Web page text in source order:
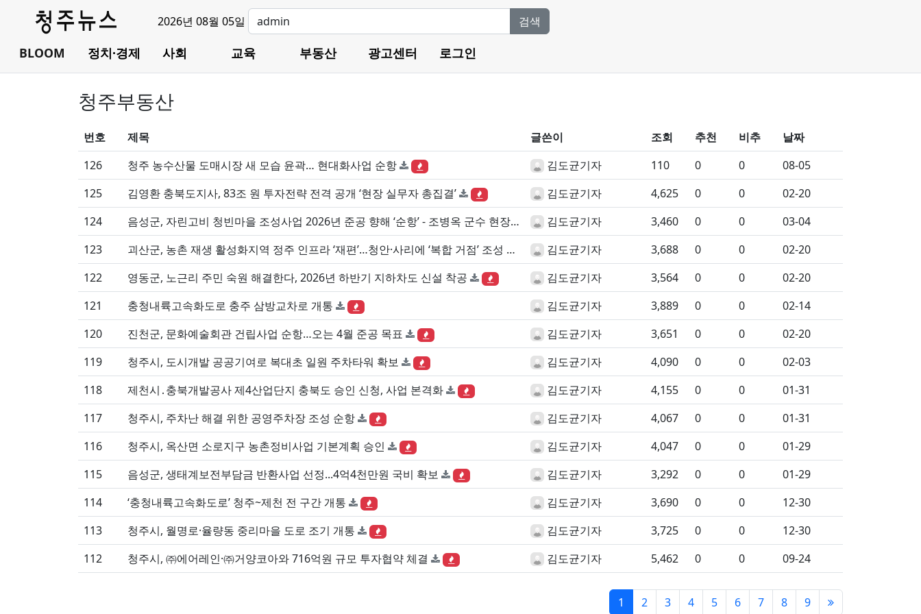
2026년 08월 05일 검색
BLOOM 정치·경제 사회 교육 부동산 광고센터 로그인
청주부동산
번호 제목 글쓴이 조회 추천 비추
날짜
126
청주 농수산물 도매시장 새 모습 윤곽… 현대화사업 순항 김도균기자 110 0 0
08-05
125
김영환 충북도지사, 83조 원 투자전략 전격 공개 ‘현장 실무자 총집결’ 김도균기자 4,625 0 0
02-20
124
음성군, 자린고비 청빈마을 조성사업 2026년 준공 향해 ‘순항’ - 조병옥 군수 현장 방문 통해 공정 점검… 김도균기자 3,460 0 0
03-04
123
괴산군, 농촌 재생 활성화지역 정주 인프라 ‘재편’…청안·사리에 ‘복합 거점’ 조성 김도균기자 3,688 0 0
02-20
122
영동군, 노근리 주민 숙원 해결한다, 2026년 하반기 지하차도 신설 착공 김도균기자 3,564 0 0
02-20
121
충청내륙고속화도로 충주 삼방교차로 개통 김도균기자 3,889 0 0
02-14
120
진천군, 문화예술회관 건립사업 순항…오는 4월 준공 목표 김도균기자 3,651 0 0
02-20
119
청주시, 도시개발 공공기여로 복대초 일원 주차타워 확보 김도균기자 4,090 0 0
02-03
118
제천시․충북개발공사 제4산업단지 충북도 승인 신청, 사업 본격화 김도균기자 4,155 0 0
01-31
117
청주시, 주차난 해결 위한 공영주차장 조성 순항 김도균기자 4,067 0 0
01-31
116
청주시, 옥산면 소로지구 농촌정비사업 기본계획 승인 김도균기자 4,047 0 0
01-29
115
음성군, 생태계보전부담금 반환사업 선정...4억4천만원 국비 확보 김도균기자 3,292 0 0
01-29
114
‘충청내륙고속화도로’ 청주~제천 전 구간 개통 김도균기자 3,690 0 0
12-30
113
청주시, 월명로·율량동 중리마을 도로 조기 개통 김도균기자 3,725 0 0
12-30
112
청주시, ㈜에어레인·㈜거양코아와 716억원 규모 투자협약 체결 김도균기자 5,462 0 0 09-24
1 2 3 4 5 6 7 8 9